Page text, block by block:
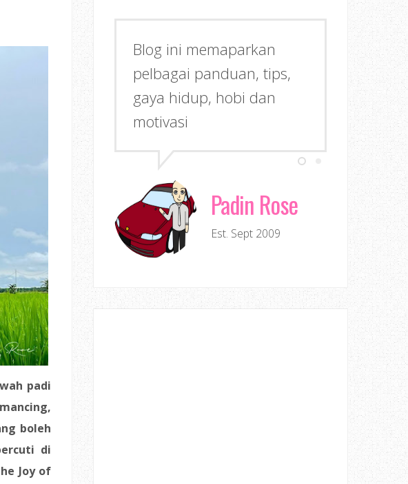
padi
boleh
di
Joy of
Blog ini memaparkan
pelbagai panduan, tips,
gaya hidup, hobi dan
motivasi
Padin Rose
Est. Sept 2009